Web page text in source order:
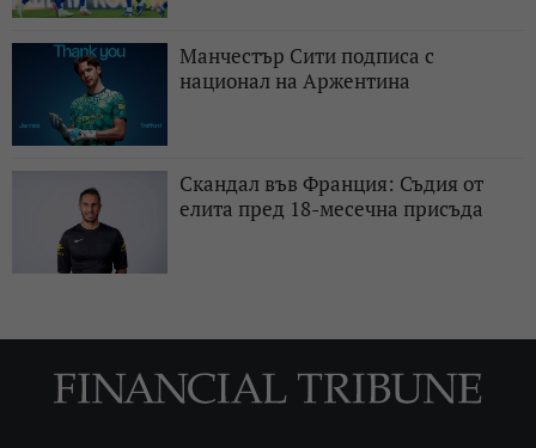
Манчестър Сити подписа с
национал на Аржентина
Скандал във Франция: Съдия от
елита пред 18-месечна присъда